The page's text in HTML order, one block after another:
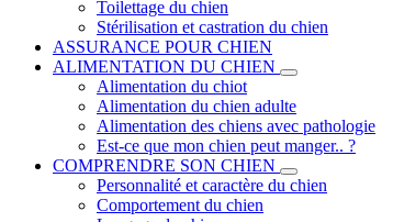
Toilettage du chien
Stérilisation et castration du chien
ASSURANCE POUR CHIEN
ALIMENTATION DU CHIEN
Alimentation du chiot
Alimentation du chien adulte
Alimentation des chiens avec pathologie
Est-ce que mon chien peut manger.. ?
COMPRENDRE SON CHIEN
Personnalité et caractère du chien
Comportement du chien